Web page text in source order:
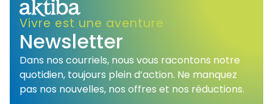
Vivre est une aventure
Newsletter
Dans nos courriels, nous vous racontons notre
quotidien, toujours plein d’action. Ne manquez
pas nos nouvelles, nos offres et nos réductions.